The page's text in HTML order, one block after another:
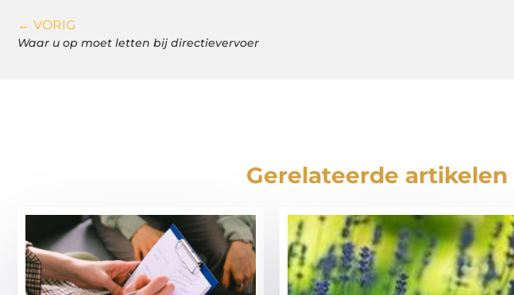
← VORIG
Waar u op moet letten bij directievervoer
Gerelateerde artikelen